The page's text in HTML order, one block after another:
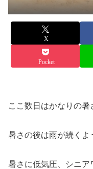
X
Pocket
ここ数日はかなりの暑
暑さの後は雨が続くよ
暑さに低気圧、シニア